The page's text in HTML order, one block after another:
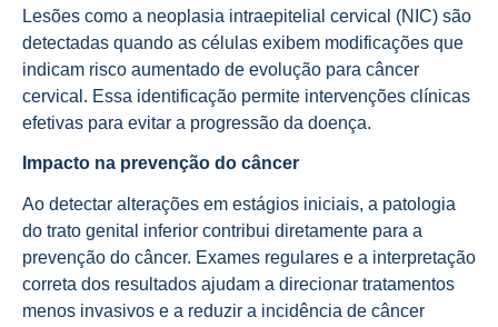
Lesões como a neoplasia intraepitelial cervical (NIC) são
detectadas quando as células exibem modificações que
indicam risco aumentado de evolução para câncer
cervical. Essa identificação permite intervenções clínicas
efetivas para evitar a progressão da doença.
Impacto na prevenção do câncer
Ao detectar alterações em estágios iniciais, a patologia
do trato genital inferior contribui diretamente para a
prevenção do câncer. Exames regulares e a interpretação
correta dos resultados ajudam a direcionar tratamentos
menos invasivos e a reduzir a incidência de câncer